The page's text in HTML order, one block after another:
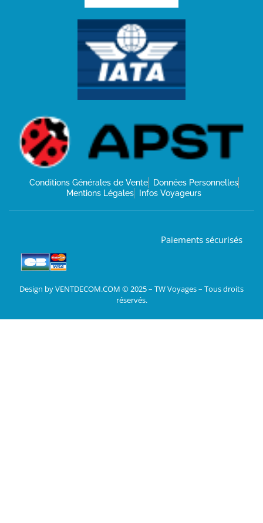
Conditions Générales de Vente
Données Personnelles
Mentions Légales
Infos Voyageurs
Paiements sécurisés
Design by VENTDECOM.COM © 2025 – TW Voyages – Tous droits
réservés.